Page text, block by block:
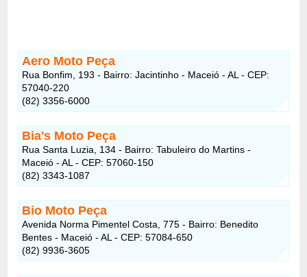
Aero Moto Peça
Rua Bonfim, 193 - Bairro: Jacintinho - Maceió - AL - CEP:
57040-220
(82) 3356-6000
Bia's Moto Peça
Rua Santa Luzia, 134 - Bairro: Tabuleiro do Martins -
Maceió - AL - CEP: 57060-150
(82) 3343-1087
Bio Moto Peça
Avenida Norma Pimentel Costa, 775 - Bairro: Benedito
Bentes - Maceió - AL - CEP: 57084-650
(82) 9936-3605